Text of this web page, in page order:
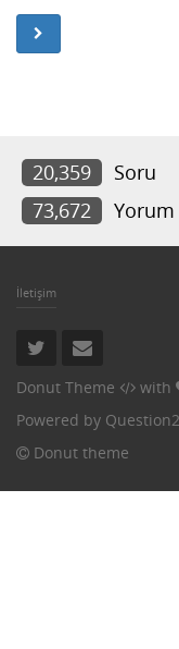
20,359 Soru
73,672
Yorum
İletişim
Donut Theme with
Powered by
Donut theme